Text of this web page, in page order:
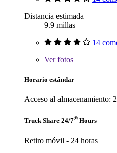
Distancia estimada
9.9 millas
14
Verfotos
Horario estándar
Acceso al almacenamiento:
Truck Share 24/7® Hours
Retiro móvil - 24 horas